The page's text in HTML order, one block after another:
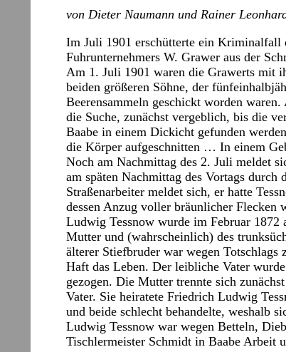
von Dieter Naumann und Rainer
Im Juli 1901 erschütterte ein Kriminalfall
Fuhrunternehmers W. Grawer aus der
Am 1. Juli 1901 waren die Grawerts mit
beiden größeren Söhne, der
Beerensammeln geschickt worden
die Suche, zunächst vergeblich, bis die
Baabe in einem Dickicht gefunden
die Körper aufgeschnitten … In einem
Noch am Nachmittag des 2. Juli meldet
am späten Nachmittag des Vortags durch
Straßenarbeiter meldet sich, er hatte
dessen Anzug voller bräunlicher Flecken
Ludwig Tessnow wurde im Februar 1872
Mutter und (wahrscheinlich) des
älterer Stiefbruder war wegen
Haft das Leben. Der leibliche Vater
gezogen. Die Mutter trennte sich
Vater. Sie heiratete Friedrich Ludwig
und beide schlecht behandelte, weshalb
Ludwig Tessnow war wegen Betteln,
Tischlermeister Schmidt in Baabe Arbeit